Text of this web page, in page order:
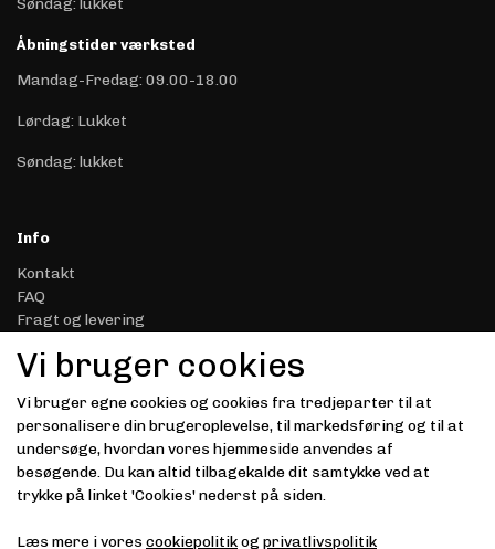
Søndag: lukket
Åbningstider værksted
Mandag-Fredag: 09.00-18.00
Lørdag: Lukket
Søndag: lukket
Info
Kontakt
FAQ
Fragt og levering
Handelsbetingelser
Datasikkerhed & Privatliv
Gavekort
Om Driver.dk
Kunde login
Modtag vores nyhedsbrev via e-mail
Tilmeld
Vi bruger cookies
Vi bruger egne cookies og cookies fra tredjeparter til at
personalisere din brugeroplevelse, til markedsføring og til at
undersøge, hvordan vores hjemmeside anvendes af
besøgende. Du kan altid tilbagekalde dit samtykke ved at
trykke på linket 'Cookies' nederst på siden.
Læs mere i vores cookiepolitikog privatlivspolitik